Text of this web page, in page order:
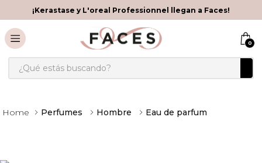
¡Kerastase y L'oreal Professionnel llegan a Faces!
0
¿Qué estás buscando?
Perfumes Hombre Eau de parfum